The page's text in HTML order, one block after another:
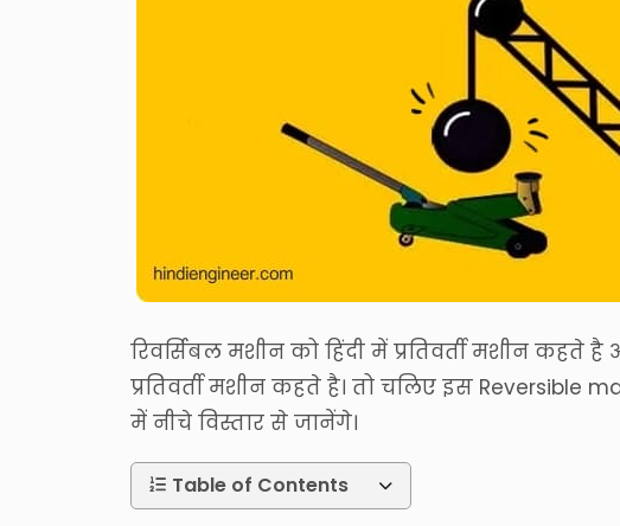
रिवर्सिबल मशीन को हिंदी में प्रतिवर्ती मशीन कहते
प्रतिवर्ती मशीन कहते है। तो चलिए इस Reversible
में नीचे विस्तार से जानेंगे।
Table of Contents